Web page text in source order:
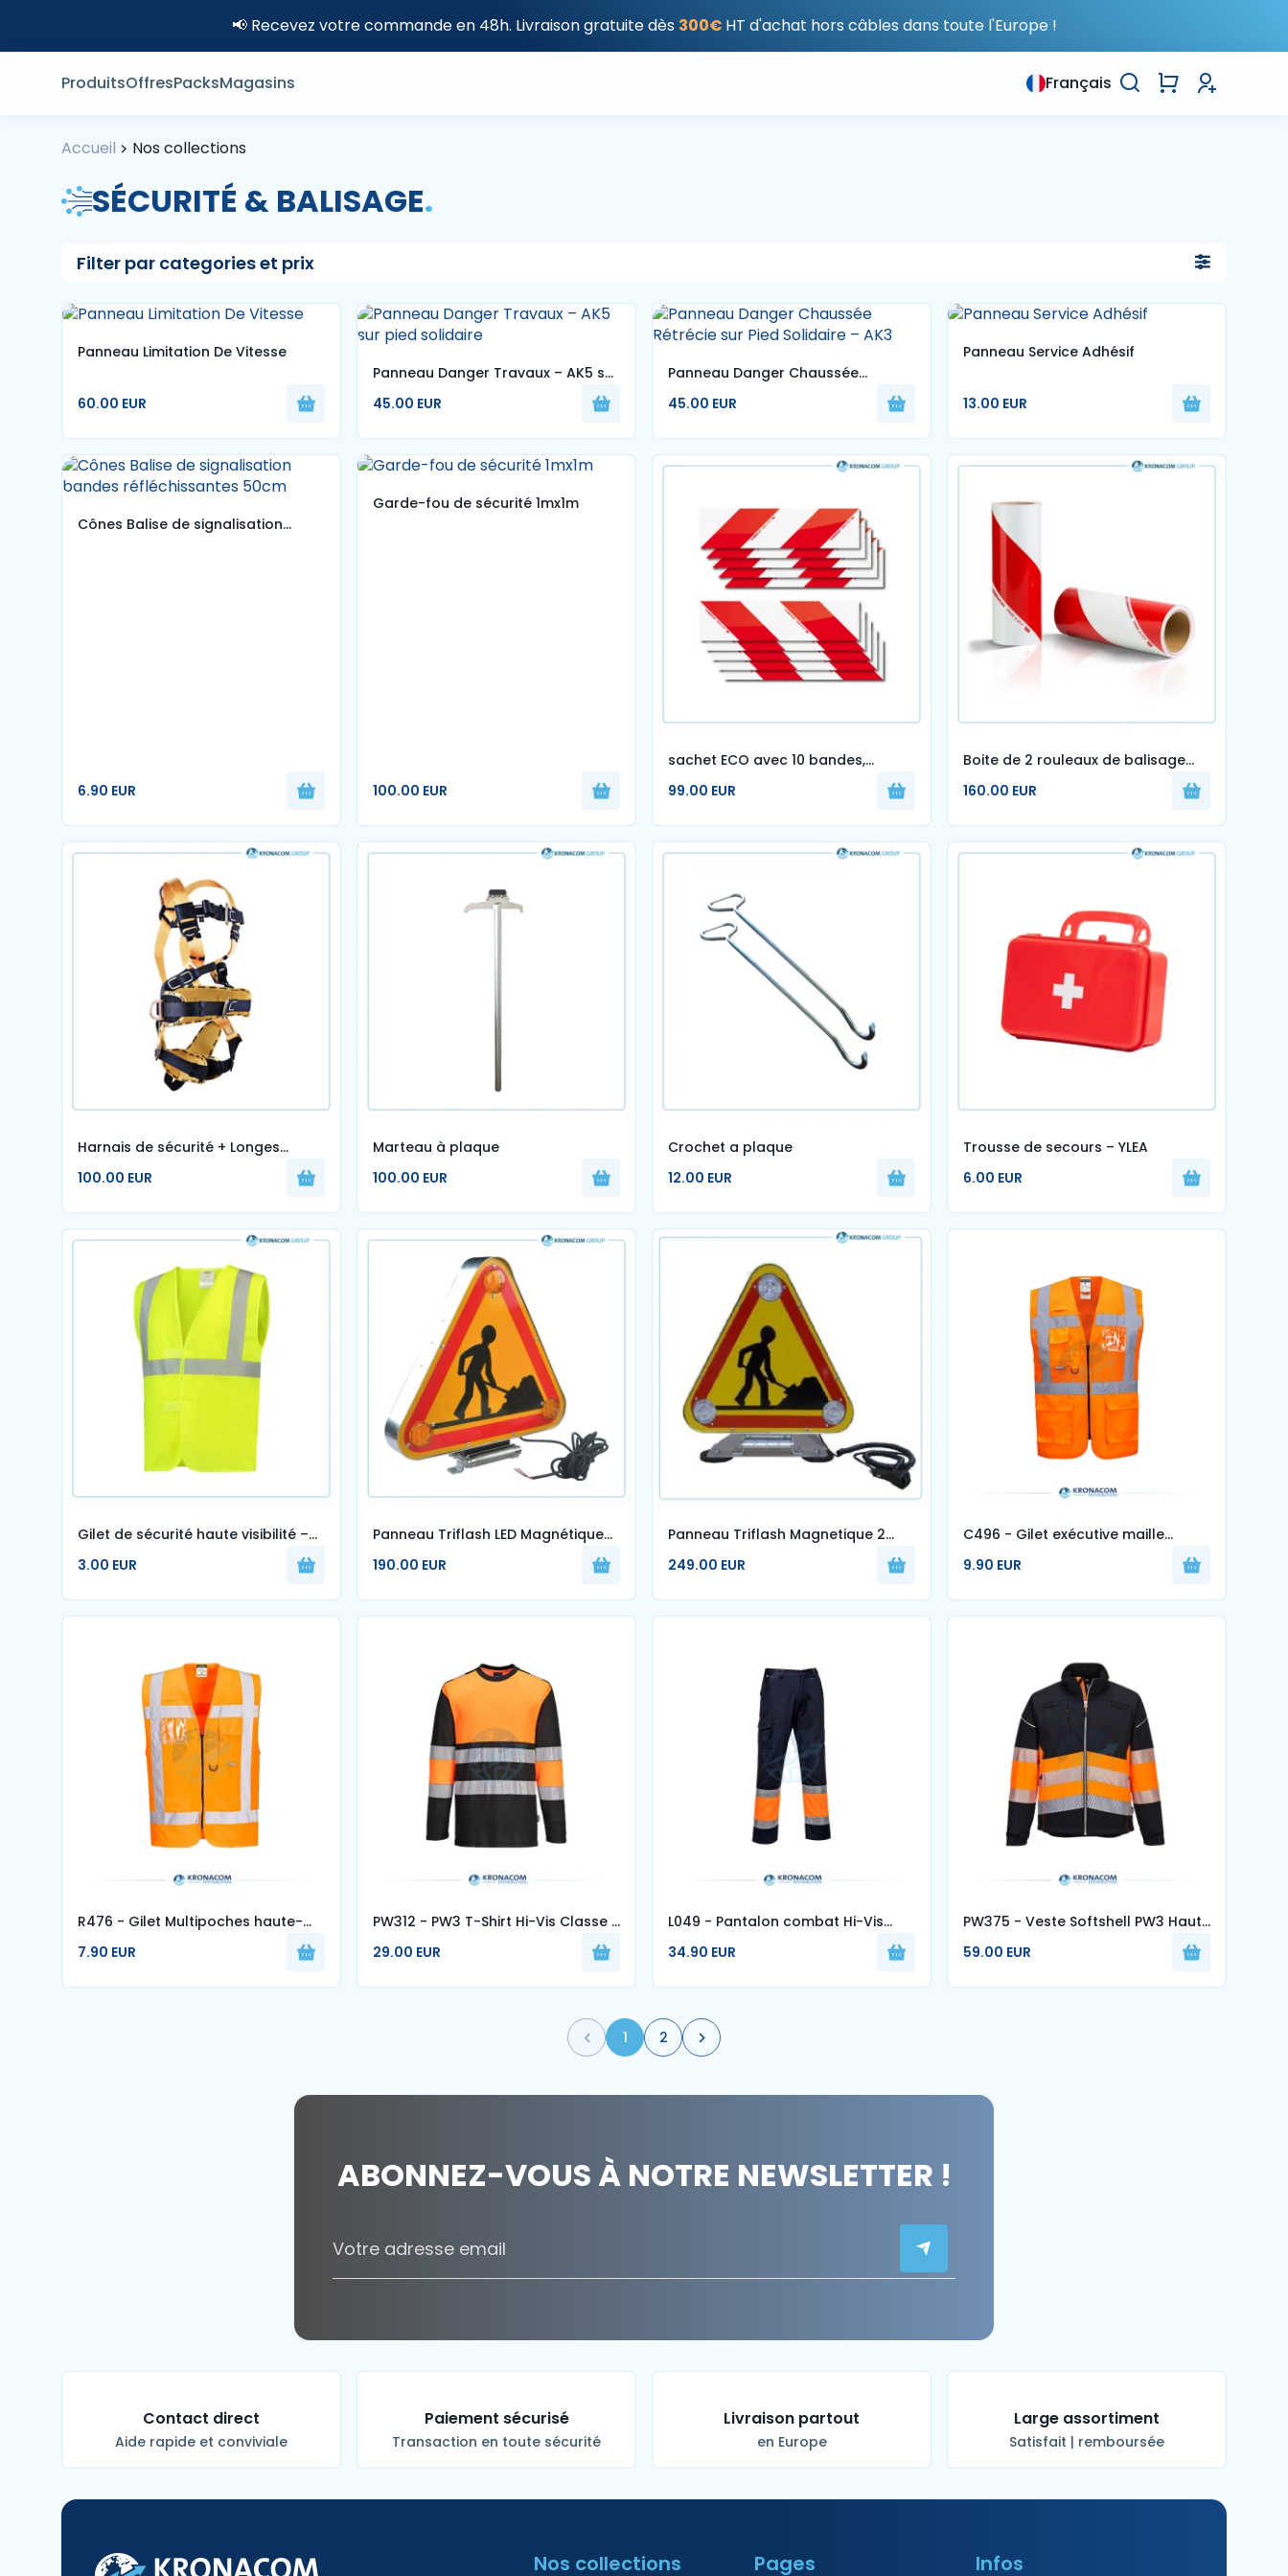
📢 Recevez votre commande en 48h. Livraison gratuite dès 300€ HT d'achat hors câbles dans toute l'Europe !
ProduitsOffresPacksMagasins Français
Accueil Nos collections
SÉCURITÉ & BALISAGE.
Filter par categories et prix
Panneau Limitation De Vitesse
60.00 EUR
Panneau Danger Travaux – AK5 sur
pied solidaire
45.00 EUR
Panneau Danger Chaussée
Rétrécie sur Pied Solidaire – AK3
45.00 EUR
Panneau Service Adhésif
13.00 EUR
Cônes Balise de signalisation
6.90 EUR
Garde-fou de sécurité 1mx1m
100.00 EUR
sachet ECO avec 10 bandes,
mesurant 56 x 14 cm.
99.00 EUR
Boite de 2 rouleaux de balisage
140 mm x 9 m
160.00 EUR
Harnais de sécurité + Longes
antichute avec absorbeur
100.00 EUR
Marteau à plaque
100.00 EUR
Crochet a plaque
12.00 EUR
Trousse de secours – YLEA
6.00 EUR
Gilet de sécurité haute visibilité –
Jaune
3.00 EUR
Panneau Triflash LED Magnétique
AK5 500mm - Signalisation
190.00 EUR
Panneau Triflash Magnetique 2
Faces LED AK5
249.00 EUR
C496 - Gilet exécutive maille
Madrid
9.90 EUR
R476 - Gilet Multipoches haute-
visibilité RWS
7.90 EUR
PW312 - PW3 T-Shirt Hi-Vis Classe 1
L/S
29.00 EUR
L049 - Pantalon combat Hi-Vis
Bicolore
34.90 EUR
PW375 - Veste Softshell PW3 Haute
Visibilité Classe 1
59.00 EUR
1 2
ABONNEZ-VOUS À NOTRE NEWSLETTER !
Contact direct
Aide rapide et conviviale
Paiement sécurisé
Transaction en toute sécurité
Livraison partout
en Europe
Large assortiment
Satisfait | remboursée
Nos collections Pages Infos